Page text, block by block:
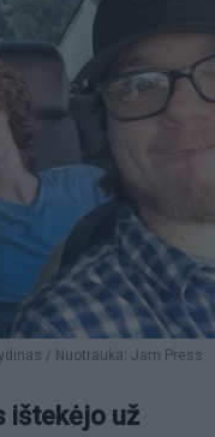
/ Nuotrauka: Jam Press
ištekėjo už